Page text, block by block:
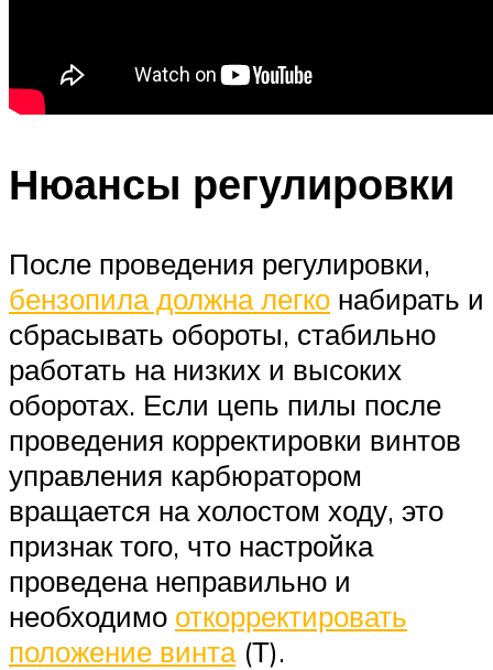
Нюансы регулировки
После проведения регулировки,
бензопила должна легко набирать и
сбрасывать обороты, стабильно
работать на низких и высоких
оборотах. Если цепь пилы после
проведения корректировки винтов
управления карбюратором
вращается на холостом ходу, это
признак того, что настройка
проведена неправильно и
необходимо откорректировать
положение винта(Т).